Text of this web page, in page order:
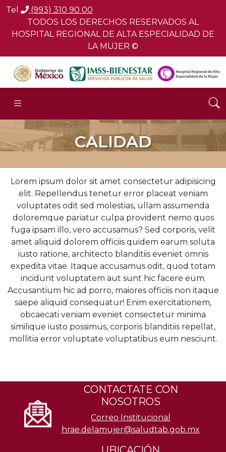
Tel
(993) 310 90 00
TODOS LOS DERECHOS RESERVADOS AL
HOSPITAL REGIONAL DE ALTA ESPECIALIDAD DE
LA MUJER ©
CALIDAD
Lorem ipsum dolor sit amet consectetur adipisicing
elit. Repellendus tenetur error placeat veniam
voluptates odit sed molestias, ullam assumenda
doloremque pariatur culpa provident nemo quos
fuga ipsam illo, vero accusamus? Sed corporis, velit
amet aliquid dolorem officiis quidem earum soluta
iusto ratione, architecto blanditiis eveniet omnis
expedita vitae. Itaque accusamus odit, quod totam
incidunt voluptatem aut sunt hic facere eum.
Accusantium hic ad porro, maiores officiis non itaque
saepe aliquid consequatur! Enim exercitationem,
obcaecati veniam eveniet consectetur minima
similique iusto possimus, corporis blanditiis repellat,
mollitia error voluptate voluptatibus eum nesciunt.
CONTACTATE CON
NOSOTROS
Correo Institucional
hrae.delamujer@saludtab.gob.mx